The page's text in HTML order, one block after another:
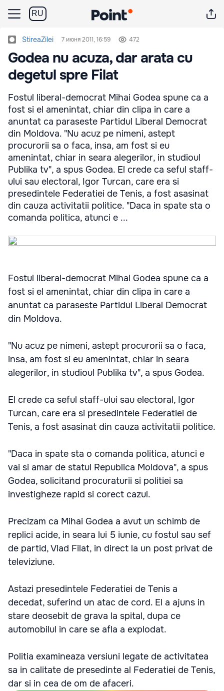
RU
StireaZilei 7 июня 2011, 16:59 472
Godea nu acuza, dar arata cu
degetul spre Filat
Fostul liberal-democrat Mihai Godea spune ca a
fost si el amenintat, chiar din clipa in care a
anuntat ca paraseste Partidul Liberal Democrat
din Moldova. "Nu acuz pe nimeni, astept
procurorii sa o faca, insa, am fost si eu
amenintat, chiar in seara alegerilor, in studioul
Publika tv", a spus Godea. El crede ca seful staff-
ului sau electoral, Igor Turcan, care era si
presedintele Federatiei de Tenis, a fost asasinat
din cauza activitatii politice. "Daca in spate sta o
comanda politica, atunci e ...
Fostul liberal-democrat Mihai Godea spune ca a
fost si el amenintat, chiar din clipa in care a
anuntat ca paraseste Partidul Liberal Democrat
din Moldova.
"Nu acuz pe nimeni, astept procurorii sa o faca,
insa, am fost si eu amenintat, chiar in seara
alegerilor, in studioul Publika tv", a spus Godea.
El crede ca seful staff-ului sau electoral, Igor
Turcan, care era si presedintele Federatiei de
Tenis, a fost asasinat din cauza activitatii politice.
"Daca in spate sta o comanda politica, atunci e
vai si amar de statul Republica Moldova", a spus
Godea, solicitand procuraturii si politiei sa
investigheze rapid si corect cazul.
Precizam ca Mihai Godea a avut un schimb de
replici acide, in seara lui 5 iunie, cu fostul sau sef
de partid, Vlad Filat, in direct la un post privat de
televiziune.
Astazi presedintele Federatiei de Tenis a
decedat, suferind un atac de cord. El a ajuns in
stare deosebit de grava la spital, dupa ce
automobilul in care se afla a explodat.
Politia examineaza versiuni legate de activitatea
sa in calitate de presedinte al Federatiei de Tenis,
dar si in cea de om de afaceri.